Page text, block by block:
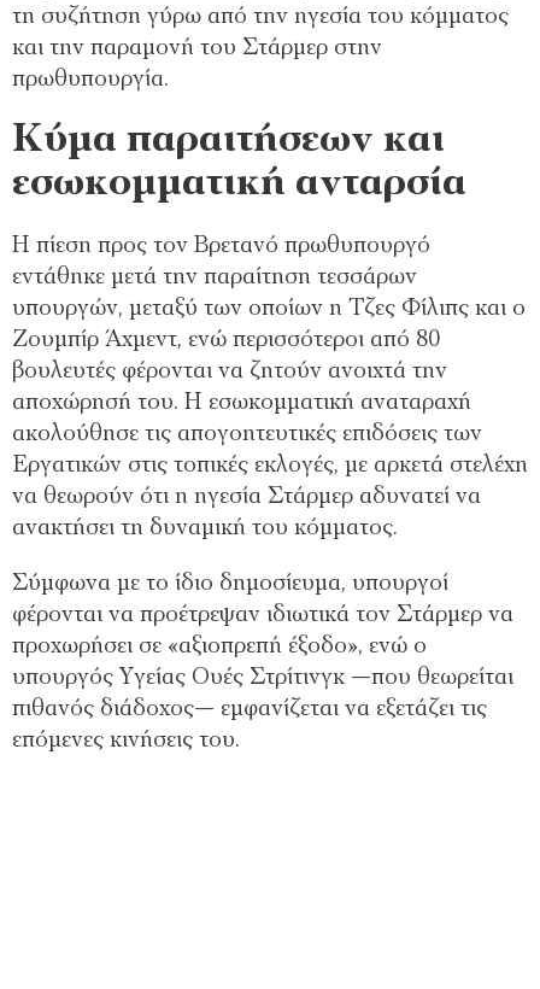
τη συζήτηση γύρω από την ηγεσία του κόμματος
και την παραμονή του Στάρμερ στην
πρωθυπουργία.
Κύμα παραιτήσεων και
εσωκομματική ανταρσία
Η πίεση προς τον Βρετανό πρωθυπουργό
εντάθηκε μετά την παραίτηση τεσσάρων
υπουργών, μεταξύ των οποίων η Τζες Φίλιπς και ο
Ζουμπίρ Άχμεντ, ενώ περισσότεροι από 80
βουλευτές φέρονται να ζητούν ανοιχτά την
αποχώρησή του. Η εσωκομματική αναταραχή
ακολούθησε τις απογοητευτικές επιδόσεις των
Εργατικών στις τοπικές εκλογές, με αρκετά στελέχη
να θεωρούν ότι η ηγεσία Στάρμερ αδυνατεί να
ανακτήσει τη δυναμική του κόμματος.
Σύμφωνα με το ίδιο δημοσίευμα, υπουργοί
φέρονται να προέτρεψαν ιδιωτικά τον Στάρμερ να
προχωρήσει σε «αξιοπρεπή έξοδο», ενώ ο
υπουργός Υγείας Ουές Στρίτινγκ —που θεωρείται
πιθανός διάδοχος— εμφανίζεται να εξετάζει τις
επόμενες κινήσεις του.